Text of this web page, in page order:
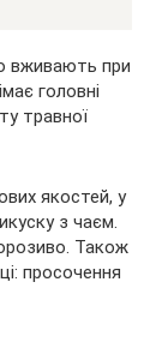
вживають при
головні
травної
якостей, у
з чаєм.
Також
просочення